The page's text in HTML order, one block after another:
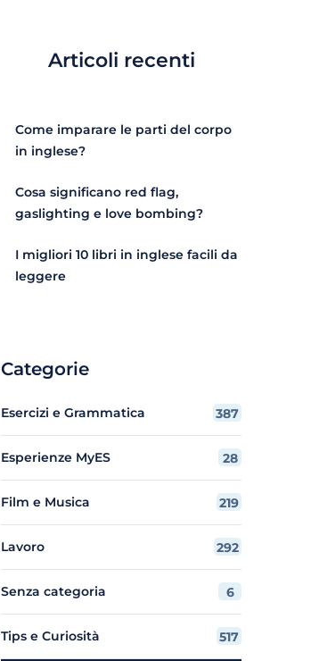
Articoli recenti
Come imparare le parti del corpo
in inglese?
Cosa significano red flag,
gaslighting e love bombing?
I migliori 10 libri in inglese facili da
leggere
Categorie
Esercizi e Grammatica 387
Esperienze MyES 28
Film e Musica 219
Lavoro 292
Senza categoria 6
Tips e Curiosità 517